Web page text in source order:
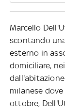
Marcello
scontando
esterno in
domiciliare,
milanese
ottobre,